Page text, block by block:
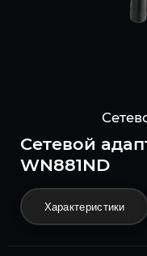
Сетевой
WN881ND
Характеристики